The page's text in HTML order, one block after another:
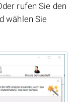
rufen Sie den
wählen Sie